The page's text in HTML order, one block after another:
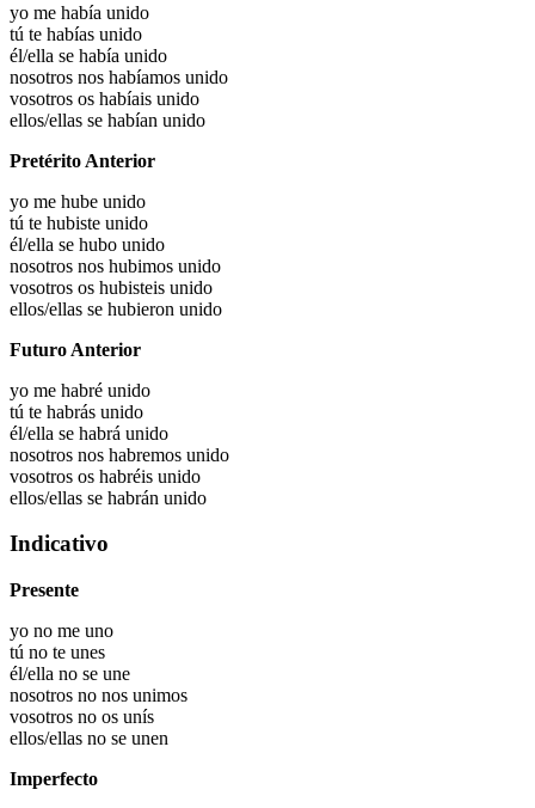
yo me había unido
tú te habías unido
él/ella se había unido
nosotros nos habíamos unido
vosotros os habíais unido
ellos/ellas se habían unido
Pretérito Anterior
yo me hube unido
tú te hubiste unido
él/ella se hubo unido
nosotros nos hubimos unido
vosotros os hubisteis unido
ellos/ellas se hubieron unido
Futuro Anterior
yo me habré unido
tú te habrás unido
él/ella se habrá unido
nosotros nos habremos unido
vosotros os habréis unido
ellos/ellas se habrán unido
Indicativo
Presente
yo no me uno
tú no te unes
él/ella no se une
nosotros no nos unimos
vosotros no os unís
ellos/ellas no se unen
Imperfecto